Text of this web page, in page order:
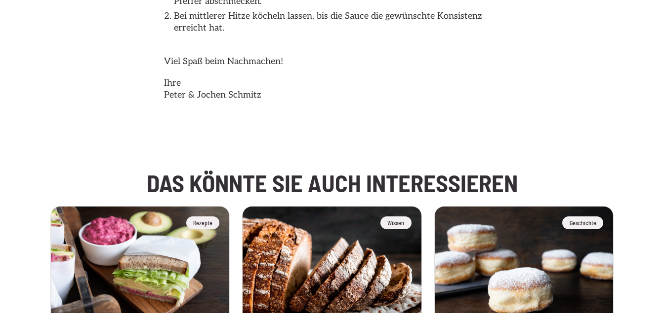
Bei mittlerer Hitze köcheln lassen, bis die Sauce die gewünschte Konsistenz
erreicht hat.
Viel Spaß beim Nachmachen!
Ihre
Peter & Jochen Schmitz
DAS KÖNNTE SIE AUCH INTERESSIEREN
Rezepte Wissen Geschichte